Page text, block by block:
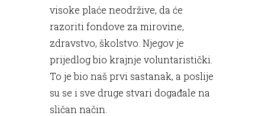
visoke plaće neodržive, da će
razoriti fondove za mirovine,
zdravstvo, školstvo. Njegov je
prijedlog bio krajnje voluntaristički.
To je bio naš prvi sastanak, a poslije
su se i sve druge stvari događale na
sličan način.